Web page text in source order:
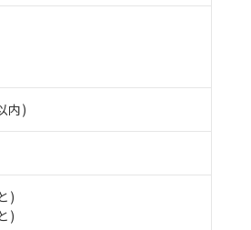
内)
)
)
利用に関して"
きます。
、過去に遡って非含有を証明するも
対応では、対応完了までの期間は出荷
ことから、特段のことがない限り、